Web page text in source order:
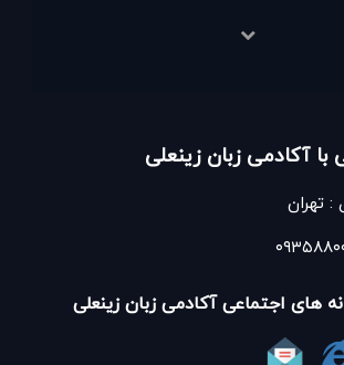
و ماهانه و لحظه‌ای به روز رسانی شده
می دهد
زبان عام و بین‌المللی می‌باشد چنانکه
این کره خاکی که باشیم احتمالاً و به
آن و چالش‌های ناشی از فقر آن مواجه
با آکادمی زبان زینعلی
: تهران
های اجتماعی آکادمی زبان زینعلی